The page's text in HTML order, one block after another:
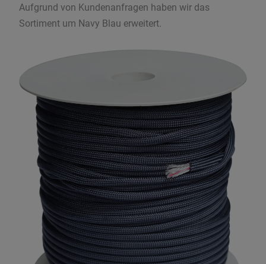
Aufgrund von Kundenanfragen haben wir das
Sortiment um Navy Blau erweitert.